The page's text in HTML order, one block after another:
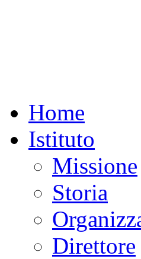
Home
Istituto
Missione
Storia
Direttore